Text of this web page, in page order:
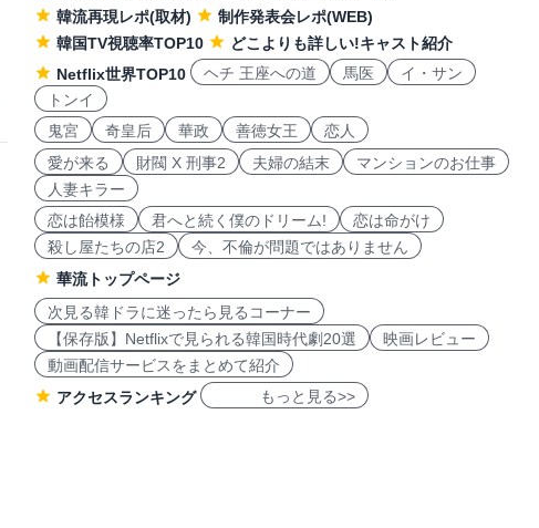
韓流再現レポ(取材)
制作発表会レポ(WEB)
韓国TV視聴率TOP10
どこよりも詳しい!キャスト紹介
Netflix世界TOP10
ヘチ 王座への道 馬医
イ・サン
トンイ
鬼宮
奇皇后 華政 善徳女王
恋人
愛が来る
財閥 X 刑事2 夫婦の結末
マンションのお仕事
人妻キラー
恋は飴模様
君へと続く僕のドリーム!
恋は命がけ
殺し屋たちの店2
今、不倫が問題ではありません
華流トップページ
次見る韓ドラに迷ったら見るコーナー
【保存版】Netflixで見られる韓国時代劇20選
映画レビュー
動画配信サービスをまとめて紹介
アクセスランキング
もっと見る>>